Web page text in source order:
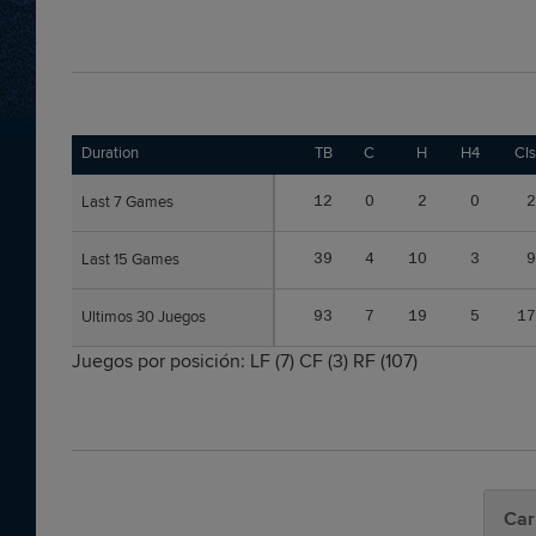
Duration TB C H H4 CIs
Last 7 Games 12 0 2 0 2
Last 15 Games 39 4 10 3 9
Ultimos 30 Juegos 93 7 19 5 17
Duration
Last 7 Games
Last 15 Games
Ultimos 30 Juegos
Juegos por posición: LF (7) CF (3) RF (107)